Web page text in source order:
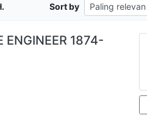
Sort by
ENGINEER 1874-